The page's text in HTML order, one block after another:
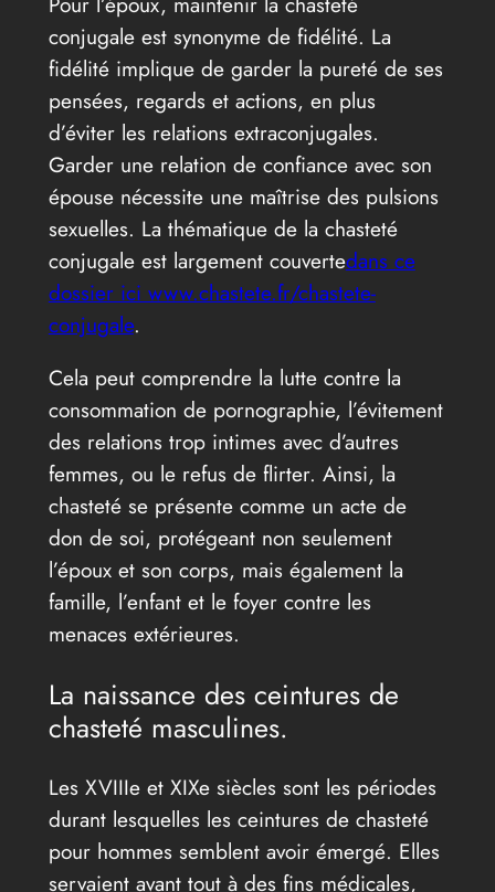
conjugale est synonyme de fidélité. La
fidélité implique de garder la pureté de ses
pensées, regards et actions, en plus
d’éviter les relations extraconjugales.
Garder une relation de confiance avec son
épouse nécessite une maîtrise des pulsions
sexuelles. La thématique de la chasteté
conjugale est largement couvertedans ce
dossier ici www.chastete.fr/chastete-
conjugale.
Cela peut comprendre la lutte contre la
consommation de pornographie, l’évitement
des relations trop intimes avec d’autres
femmes, ou le refus de flirter. Ainsi, la
chasteté se présente comme un acte de
don de soi, protégeant non seulement
l’époux et son corps, mais également la
famille, l’enfant et le foyer contre les
menaces extérieures.
La naissance des ceintures de
chasteté masculines.
Les XVIIIe et XIXe siècles sont les périodes
durant lesquelles les ceintures de chasteté
pour hommes semblent avoir émergé. Elles
servaient avant tout à des fins médicales,